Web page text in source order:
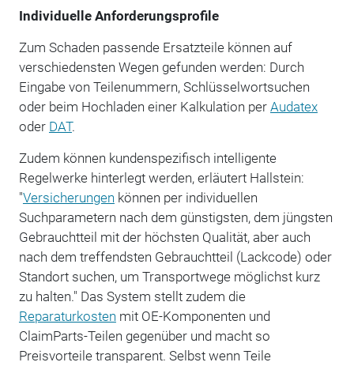
Individuelle Anforderungsprofile
Zum Schaden passende Ersatzteile können auf
verschiedensten Wegen gefunden werden: Durch
Eingabe von Teilenummern, Schlüsselwortsuchen
oder beim Hochladen einer Kalkulation per Audatex
oder DAT.
Zudem können kundenspezifisch intelligente
Regelwerke hinterlegt werden, erläutert Hallstein:
"Versicherungen können per individuellen
Suchparametern nach dem günstigsten, dem jüngsten
Gebrauchtteil mit der höchsten Qualität, aber auch
nach dem treffendsten Gebrauchtteil (Lackcode) oder
Standort suchen, um Transportwege möglichst kurz
zu halten." Das System stellt zudem die
Reparaturkosten mit OE-Komponenten und
ClaimParts-Teilen gegenüber und macht so
Preisvorteile transparent. Selbst wenn Teile